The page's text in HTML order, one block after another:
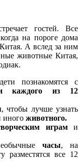
гостей. Все
на пороге дома
А вслед за ним
животные Китая,
познакомятся с
каждого из 12
, чтобы лучше узнать
иного животного.
играми
часы, на
разместятся все 12